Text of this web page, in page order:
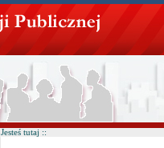
Jesteś tutaj ::